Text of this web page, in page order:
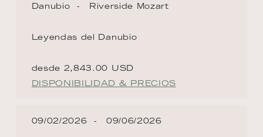
Danubio Riverside Mozart
Leyendas del Danubio
desde 2,843.00 USD
DISPONIBILIDAD & PRECIOS
09/02/2026 09/06/2026